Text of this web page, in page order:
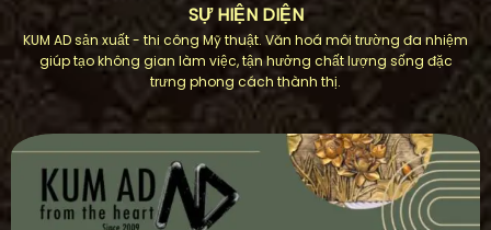
SỰ HIỆN DIỆN
KUM AD sản xuất - thi công Mỹ thuật. Văn hoá môi trường đa nhiệm
giúp tạo không gian làm việc, tận hưởng chất lượng sống đặc
trưng phong cách thành thị.